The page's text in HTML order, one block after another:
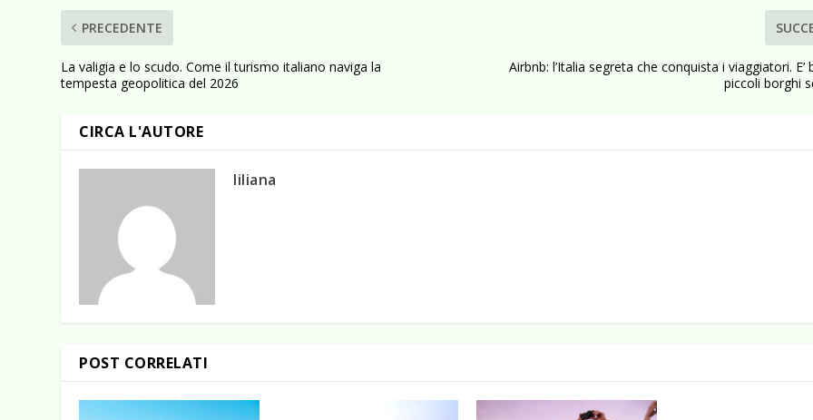
PRECEDENTE
La valigia e lo scudo. Come il turismo italiano naviga la
tempesta geopolitica del 2026
Airbnb: l’Italia segreta che conquista i viaggiatori.
piccoli borghi
CIRCA L'AUTORE
liliana
POST CORRELATI